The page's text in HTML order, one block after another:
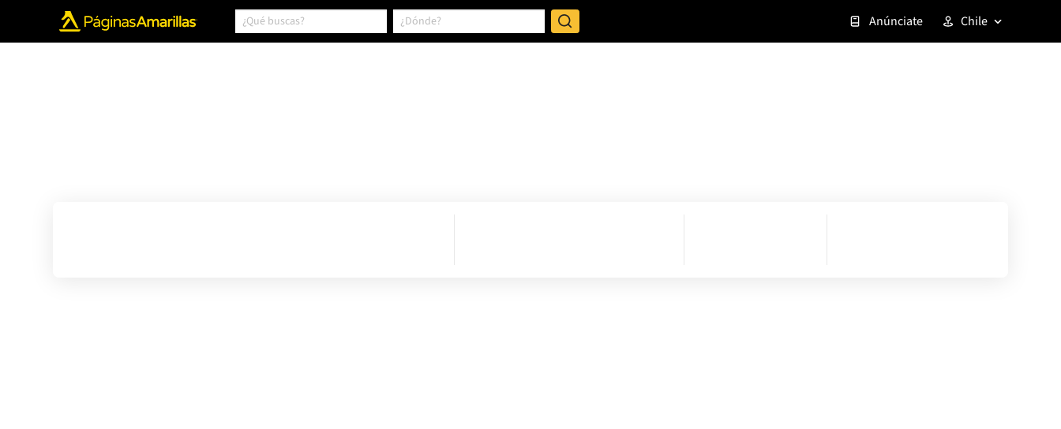
Anúnciate Chile